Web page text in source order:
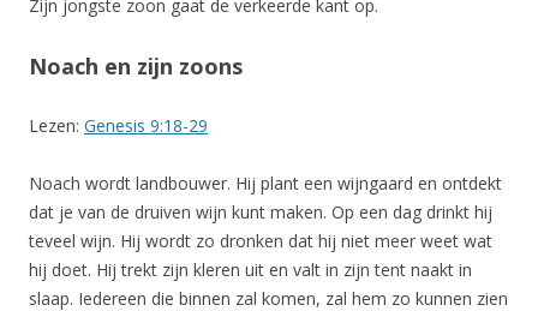
Zijn jongste zoon gaat de verkeerde kant op.
Noach en zijn zoons
Lezen: Genesis 9:18-29
Noach wordt landbouwer. Hij plant een wijngaard en ontdekt
dat je van de druiven wijn kunt maken. Op een dag drinkt hij
teveel wijn. Hij wordt zo dronken dat hij niet meer weet wat
hij doet. Hij trekt zijn kleren uit en valt in zijn tent naakt in
slaap. Iedereen die binnen zal komen, zal hem zo kunnen zien